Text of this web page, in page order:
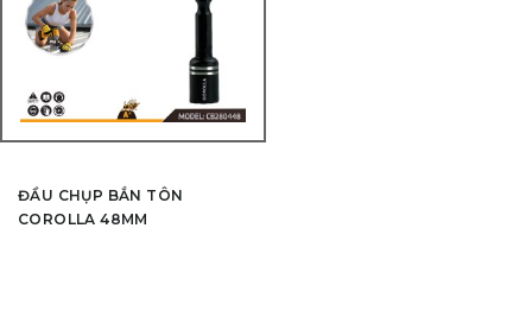
ĐẦU CHỤP BẮN TÔN
COROLLA 48MM